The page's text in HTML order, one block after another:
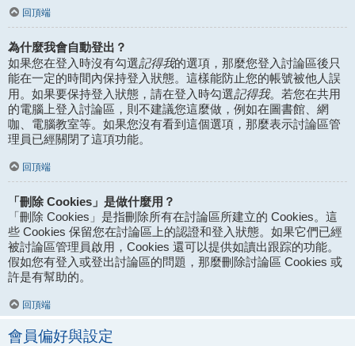
回頂端
為什麼我會自動登出？
如果您在登入時沒有勾選記得我的選項，那麼您登入討論區後只
能在一定的時間內保持登入狀態。這樣能防止您的帳號被他人誤
用。如果要保持登入狀態，請在登入時勾選記得我。若您在共用
的電腦上登入討論區，則不建議您這麼做，例如在圖書館、網
咖、電腦教室等。如果您沒有看到這個選項，那麼表示討論區管
理員已經關閉了這項功能。
回頂端
「刪除 Cookies」是做什麼用？
「刪除 Cookies」是指刪除所有在討論區所建立的 Cookies。這
些 Cookies 保留您在討論區上的認證和登入狀態。如果它們已經
被討論區管理員啟用，Cookies 還可以提供如讀出跟踪的功能。
假如您有登入或登出討論區的問題，那麼刪除討論區 Cookies 或
許是有幫助的。
回頂端
會員偏好與設定